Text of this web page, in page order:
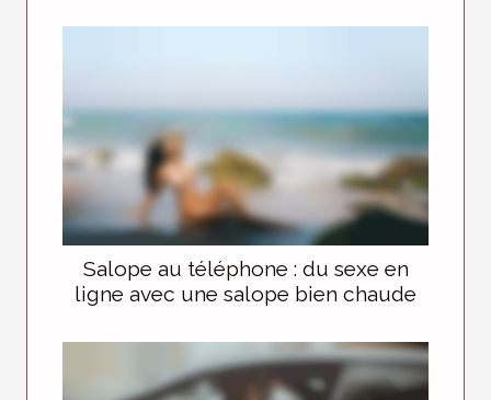
Salope au téléphone : du sexe en
ligne avec une salope bien chaude